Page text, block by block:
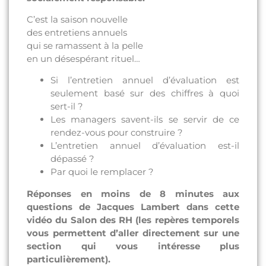
C’est la saison nouvelle
des entretiens annuels
qui se ramassent à la pelle
en un désespérant rituel…
Si l’entretien annuel d’évaluation est
seulement basé sur des chiffres à quoi
sert-il ?
Les managers savent-ils se servir de ce
rendez-vous pour construire ?
L’entretien annuel d’évaluation est-il
dépassé ?
Par quoi le remplacer ?
Réponses en moins de 8 minutes aux
questions de Jacques Lambert dans cette
vidéo du Salon des RH (les repères temporels
vous permettent d’aller directement sur une
section qui vous intéresse plus
particulièrement).